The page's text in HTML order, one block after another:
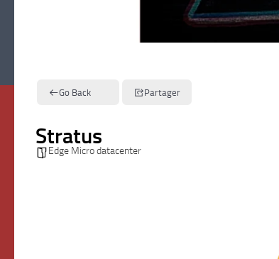
Go Back Partager
Stratus
Edge Micro datacenter